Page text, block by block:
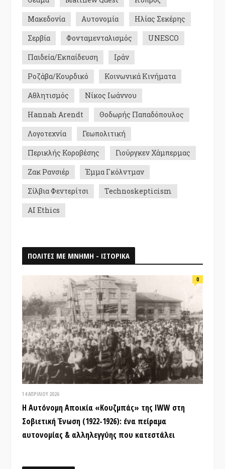
Μακεδονία
Αυτονομία
Ηλίας Σεκέρης
Σερβία
Φονταμενταλισμός
UNESCO
Παιδεία/Εκπαίδευση
Ιράν
Ροζάβα/Κουρδικό
Κοινωνικά Κινήματα
Αθλητισμός
Νίκος Ιωάννου
Hannah Arendt
Θοδωρής Παπαδόπουλος
Λογοτεχνία
Γεωπολιτική
Περικλής Κοροβέσης
Γιούργκεν Χάμπερμας
Ζακ Ρανσιέρ
Έμμα Γκόλντμαν
Σίλβια Φεντερίτσι
Technoskepticism
AI Ethics
ΠΟΛΙΤΕΣ ΜΕ ΜΝΗΜΗ - ΙΣΤΟΡΙΚΑ
0
14 ΑΠΡΙΛΊΟΥ 2026
Η Αυτόνομη Αποικία «Κουζμπάς» της IWW στη
Σοβιετική Ένωση (1922-1926): ένα πείραμα
αυτονομίας & αλληλεγγύης που κατεστάλει